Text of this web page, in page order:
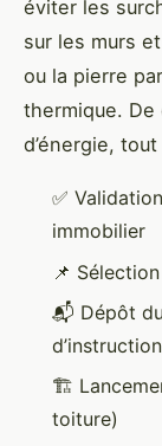
éviter les
sur les murs
ou la pierre
thermique.
d’énergie,
✅
immobilier
📌
📬 Dépôt
🏗️
toiture)